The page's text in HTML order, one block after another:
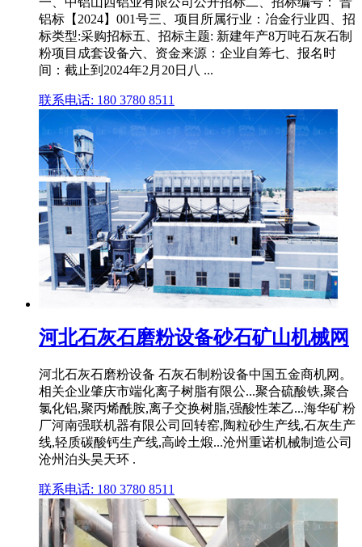
铝标【2024】001号三、项目所属行业：冶金行业四、招
标类型:采购招标五、招标主题: 新建年产8万吨石灰石制
粉项目成套设备六、资金来源：企业自筹七、报名时
间：截止到2024年2月20日八 ...
联系电话: 180 3780 8511
河北石灰石磨粉设备砂石矿山机械网
河北石灰石磨粉设备 石灰石制粉设备中国五金商机网。
相关企业肇庆市端化离子树脂有限公...聚合硫酸铁,聚合
氯化铝,聚丙烯酰胺,离子交换树脂,强酸性苯乙...海华矿粉
厂河南强联机器有限公司回转窑,陶粒砂生产线,石灰生产
线,轻质碳酸钙生产线,高岭土煅...沧州重诺机械制造公司
沧州泊头昊天环 .
联系电话: 180 3780 8511